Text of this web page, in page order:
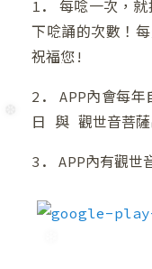
1. 每唸一次，就
下唸誦的次數！
祝福您!
2. APP內會每年
日 與 觀世音菩薩
3. APP內有觀世